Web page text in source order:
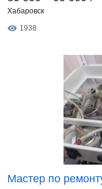
Хабаровск
1938
Мастер по